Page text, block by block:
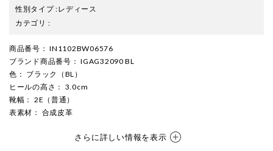
性別タイプ:レディース
カテゴリ :
商品番号 ： IN1102BW06576
ブランド商品番号 ： IGAG32090 BL
色 ： ブラック（BL）
ヒールの高さ ： 3.0cm
靴幅 ： 2E（普通）
表素材 ： 合成皮革
さらに詳しい情報を表示